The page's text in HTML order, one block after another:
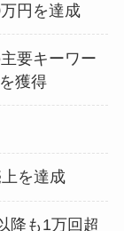
円を達成
要キーワー
獲得
を達成
降も1万回超